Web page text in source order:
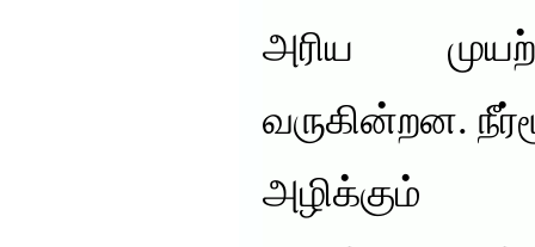
அரிய
வருகின்றன.